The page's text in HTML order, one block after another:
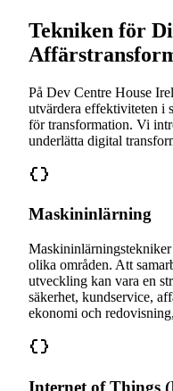
Tekniken för
På Dev Centre House
utvärdera effektiviteten i
för transformation. Vi
underlätta digital
Maskininlärning
olika områden. Att
utveckling kan vara en
säkerhet, kundservice,
ekonomi och
Internet of Things